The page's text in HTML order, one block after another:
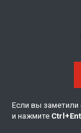
Если вы заметили
и нажмите Ctrl +